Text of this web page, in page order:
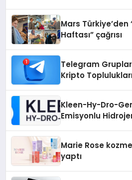
Mars
Haftası” çağrısı
Telegram
Kripto
Kleen-Hy-Dro-
Emisyonlu
Marie Rose
yaptı